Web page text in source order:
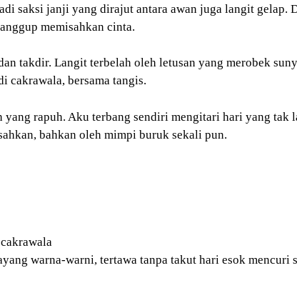
saksi janji yang dirajut antara awan juga langit gelap.
memisahkan cinta.
takdir. Langit terbelah oleh letusan yang merobek
cakrawala, bersama tangis.
rapuh. Aku terbang sendiri mengitari hari yang tak
bahkan oleh mimpi buruk sekali pun.
warna-warni, tertawa tanpa takut hari esok mencuri